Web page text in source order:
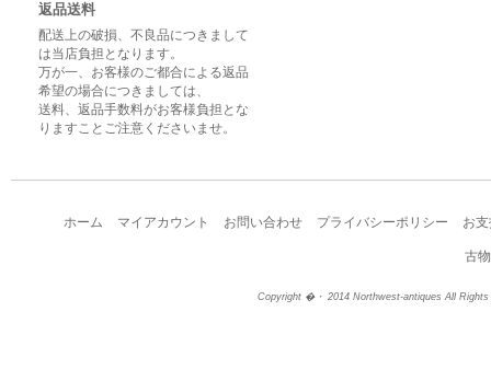
返品送料
配送上の破損、不良品につきまして
は当店負担となります。
万が一、お客様のご都合による返品
希望の場合につきましては、
送料、返品手数料がお客様負担とな
りますことご注意くださいませ。
ホーム マイアカウント お問い合わせ プライバシーポリシー お
古
Copyright �・ 2014 Northwest-antiques All